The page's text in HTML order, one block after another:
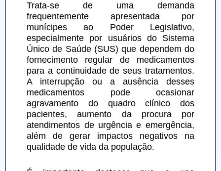
Trata-se de uma demanda
frequentemente apresentada por
munícipes ao Poder Legislativo,
especialmente por usuários do Sistema
Único de Saúde (SUS) que dependem do
fornecimento regular de medicamentos
para a continuidade de seus tratamentos.
A interrupção ou a ausência desses
medicamentos pode ocasionar
agravamento do quadro clínico dos
pacientes, aumento da procura por
atendimentos de urgência e emergência,
além de gerar impactos negativos na
qualidade de vida da população.